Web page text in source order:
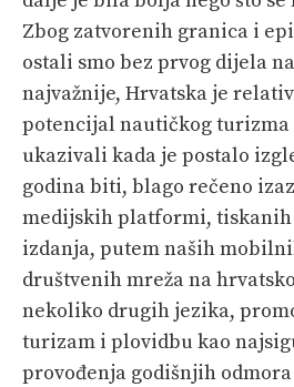
Zbog zatvorenih granica i
ostali smo bez prvog dijela
najvažnije, Hrvatska je
potencijal nautičkog turizma
ukazivali kada je postalo
godina biti, blago rečeno
medijskih platformi,
izdanja, putem naših
društvenih mreža na
nekoliko drugih jezika,
turizam i plovidbu kao
provođenja godišnjih